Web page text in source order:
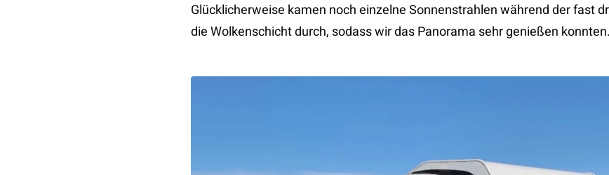
Glücklicherweise kamen noch einzelne Sonnenstrahlen während der fast
die Wolkenschicht durch, sodass wir das Panorama sehr genießen konnten.